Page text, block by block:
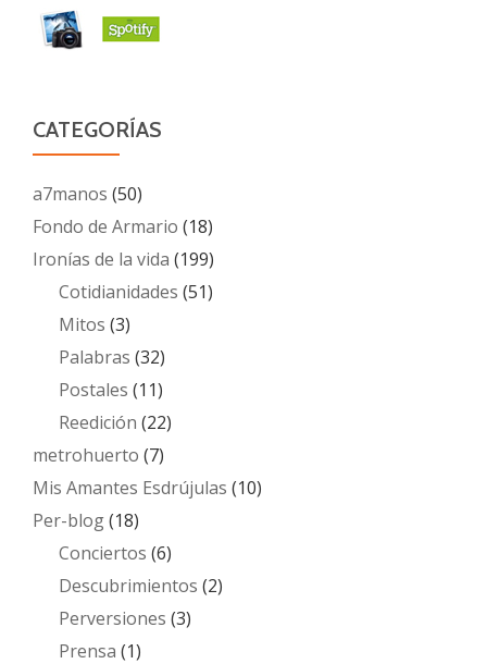
CATEGORÍAS
a7manos (50)
Fondo de Armario (18)
Ironías de la vida (199)
Cotidianidades (51)
Mitos (3)
Palabras (32)
Postales (11)
Reedición (22)
metrohuerto (7)
Mis Amantes Esdrújulas (10)
Per-blog(18)
Conciertos (6)
Descubrimientos (2)
Perversiones (3)
Prensa (1)